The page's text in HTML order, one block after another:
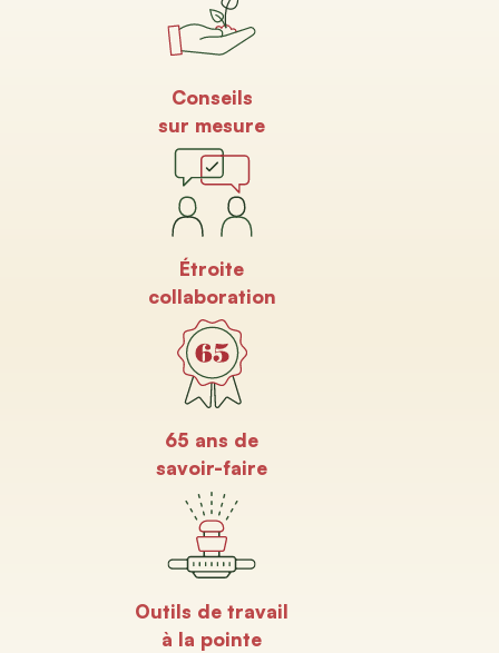
Conseils
sur mesure
Étroite
collaboration
65 ans de
savoir-faire
Outils de travail
à la pointe